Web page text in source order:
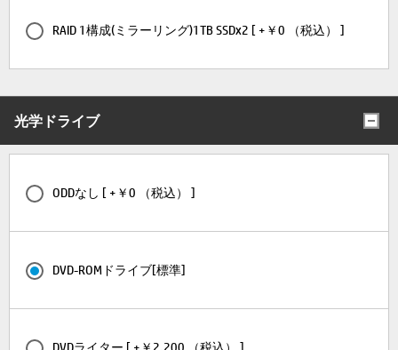
RAID 1構成(ミラーリング)1TB SSDx2 [ +￥0 （税込） ]
光学ドライブ
ODDなし [ +￥0 （税込） ]
DVD-ROMドライブ[標準]
DVDライター [ +￥2,200 （税込） ]